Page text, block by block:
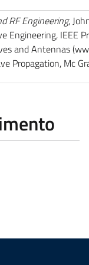
RF Engineering,
Engineering, IEEE
and Antennas
Propagation, Mc